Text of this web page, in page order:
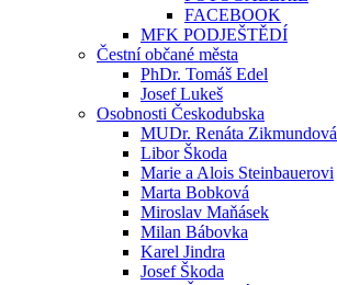
FACEBOOK
MFK PODJEŠTĚDÍ
Čestní občané města
PhDr. Tomáš Edel
Josef Lukeš
Osobnosti Českodubska
MUDr. Renáta Zikmundová
Libor Škoda
Marie a Alois Steinbauerovi
Marta Bobková
Miroslav Maňásek
Milan Bábovka
Karel Jindra
Josef Škoda